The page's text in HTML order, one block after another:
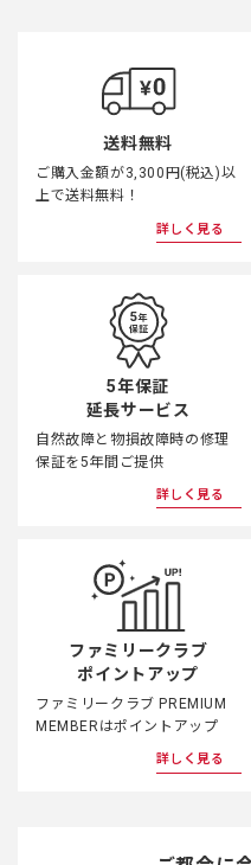
送料無料
ご購入金額が3,300円(税込)以
上で送料無料！
詳しく見る
5年保証
延長サービス
自然故障と物損故障時の修理
保証を5年間ご提供
詳しく見る
ファミリークラブ
ポイントアップ
ファミリークラブ PREMIUM
MEMBERはポイントアップ
詳しく見る